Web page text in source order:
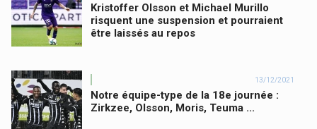
Kristoffer Olsson et Michael Murillo
risquent une suspension et pourraient
être laissés au repos
13/12/2021
Notre équipe-type de la 18e journée :
Zirkzee, Olsson, Moris, Teuma ...